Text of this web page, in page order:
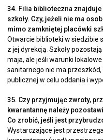
34. Filia biblioteczna
szkoły. Czy, jeżeli nie ma
mimo zamkniętej placówki
Otwarcie biblioteki w siedzibie
z jej dyrekcją. Szkoły
maja, ale jeśli warunki
sanitarnego nie ma
publicznej w celu oddania i
35. Czy przyjmując zwroty,
kwarantannę należy
Co zrobić, jeśli jest
Wystarczające jest